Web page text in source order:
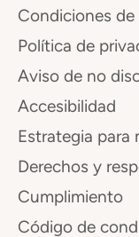
Condiciones de
Política de
Aviso de no
Accesibilidad
Estrategia para
Derechos y
Cumplimiento
Código de